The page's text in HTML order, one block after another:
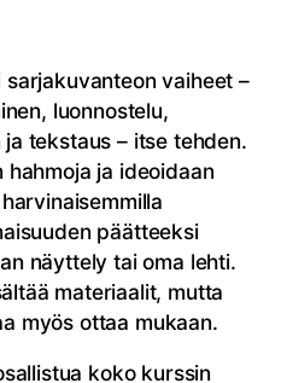
vaiheet –
luonnostelu,
tekstaus – itse tehden.
hahmoja ja ideoidaan
päätteeksi
näyttely tai oma lehti.
materiaalit, mutta
myös ottaa mukaan.
koko kurssin